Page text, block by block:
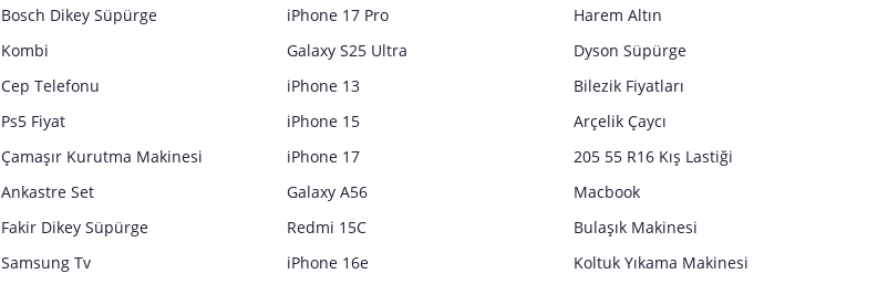
Bosch Dikey Süpürge
Kombi
Cep Telefonu
Ps5 Fiyat
Çamaşır Kurutma Makinesi
Ankastre Set
Fakir Dikey Süpürge
Samsung Tv
iPhone 17 Pro
Galaxy S25 Ultra
iPhone 13
iPhone 15
iPhone 17
Galaxy A56
Redmi 15C
iPhone 16e
Harem Altın
Dyson Süpürge
Bilezik Fiyatları
Arçelik Çaycı
205 55 R16 Kış Lastiği
Macbook
Bulaşık Makinesi
Koltuk Yıkama Makinesi